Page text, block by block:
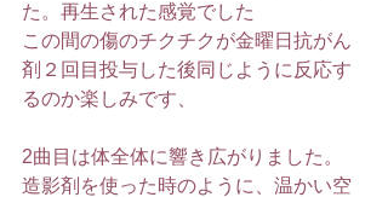
た。再生された感覚でした
この間の傷のチクチクが金曜日抗がん
剤２回目投与した後同じように反応す
るのか楽しみです、
2曲目は体全体に響き広がりました。
造影剤を使った時のように、温かい空